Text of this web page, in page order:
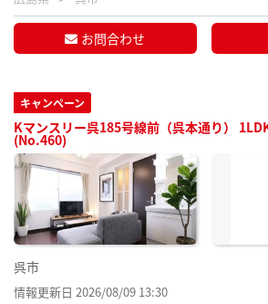
お問合わせ
キャンペーン
Kマンスリー呉185号線前（呉本通り）
(No.460)
呉市
情報更新日 2026/08/09 13:30